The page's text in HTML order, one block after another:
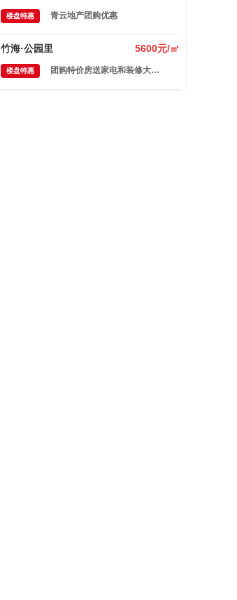
楼盘特惠 青云地产团购优惠
竹海·公园里 5600元/㎡
楼盘特惠 团购特价房送家电和装修大礼包